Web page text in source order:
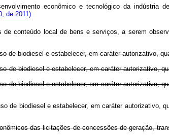
econômico e tecnológico da indústria
de 2011)
de conteúdo local de bens e serviços, a serem
de biodiesel e estabelecer, em caráter autorizativo,
de biodiesel e estabelecer, em caráter autorizativo,
de biodiesel e estabelecer, em caráter autorizativo,
de biodiesel e estabelecer, em caráter
das licitações de concessões de geração,